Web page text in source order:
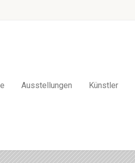
Ausstellungen Künstler